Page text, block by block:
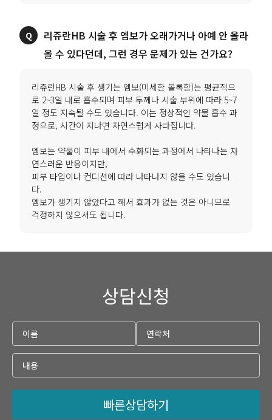
리쥬란HB 시술 후 엠보가 오래가거나 아예 안 올라
올 수 있다던데, 그런 경우 문제가 있는 건가요?
리쥬란HB 시술 후 생기는 엠보(미세한 볼록함)는 평균적으
로 2~3일 내로 흡수되며 피부 두께나 시술 부위에 따라 5~7
일 정도 지속될 수도 있습니다. 이는 정상적인 약물 흡수 과
정으로, 시간이 지나면 자연스럽게 사라집니다.
엠보는 약물이 피부 내에서 수화되는 과정에서 나타나는 자
연스러운 반응이지만,
피부 타입이나 컨디션에 따라 나타나지 않을 수도 있습니
다.
엠보가 생기지 않았다고 해서 효과가 없는 것은 아니므로
걱정하지 않으셔도 됩니다.
상담신청
빠른상담하기